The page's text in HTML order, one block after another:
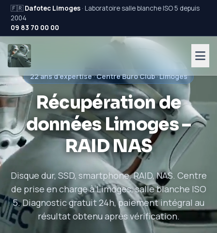
🇫🇷Dafotec Limoges · Laboratoire salle blanche ISO 5 depuis
2004
09 83 70 00 00
22 ans d'expertise · Centre Buro Club · Limoges
Récupération de
données Limoges –
RAID NAS
Disque dur, SSD, smartphone, RAID, NAS. Centre
de prise en charge à Limoges, salle blanche ISO
5. Diagnostic gratuit 24h, paiement intégral au
résultat obtenu après vérification.